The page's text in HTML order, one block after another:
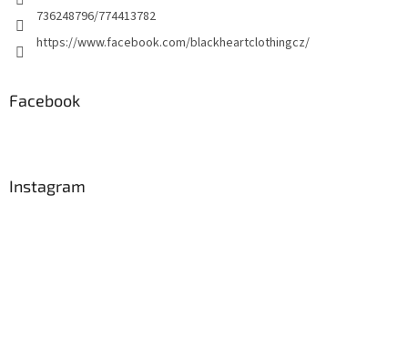
736248796/774413782
https://www.facebook.com/blackheartclothingcz/
Facebook
Instagram